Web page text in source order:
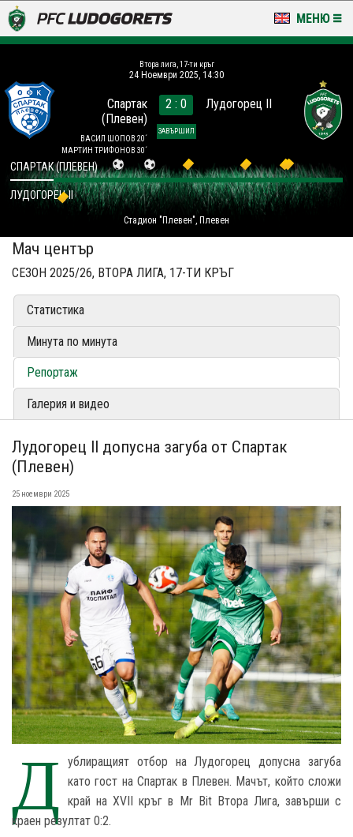
МЕНЮ
LUDOGORETS TV
НА ТЕРЕНА
СТАДИОН & БАЗИ
КЛУБ
Втора лига, 17-ти кръг
24 Ноември 2025, 14:30
Спартак
(Плевен)
ВАСИЛ ШОПОВ 20´
МАРТИН ТРИФОНОВ 30´
2 : 0
ЗАВЪРШИЛ
Лудогорец II
Стадион "Плевен", Плевен
СПАРТАК (ПЛЕВЕН)
ЛУДОГОРЕЦ II
Мач център
СЕЗОН 2025/26, ВТОРА ЛИГА, 17-ТИ КРЪГ
Статистика
Минута по минута
Репортаж
Галерия и видео
Лудогорец II допусна загуба от Спартак
(Плевен)
25 ноември 2025
Д ублиращият отбор на Лудогорец допусна загуба
като гост на Спартак в Плевен. Мачът, който сложи
край на XVII кръг в Mr Bit Втора Лига, завърши с
краен резултат 0:2.